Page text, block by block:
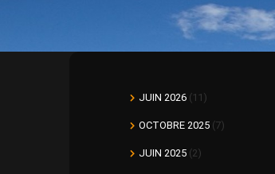
JUIN 2026 (11)
OCTOBRE 2025 (7)
JUIN 2025 (2)